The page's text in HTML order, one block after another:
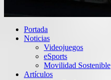
Portada
Noticias
Videojuegos
eSports
Movilidad Sostenible
Artículos